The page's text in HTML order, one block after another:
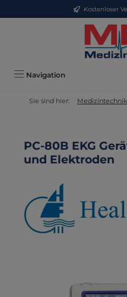
Zum Hauptinhalt springenKostenloser
Navigation
Sie sind hier: Medizintechnik
PC-80B EKG
und Elektroden